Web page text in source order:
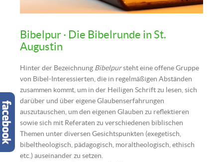
Bibelpur · Die Bibelrunde in St.
Augustin
Hinter der Bezeichnung Bibelpursteht eine offene Gruppe
von Bibel-Interessierten, die in regelmäßigen Abständen
zusammen kommt, um in der Heiligen Schrift zu lesen, sich
darüber und über eigene Glaubenserfahrungen
auszutauschen, um den eigenen Glauben zu reflektieren
sowie sich mit Referaten zu verschiedenen biblischen
Themen unter diversen Gesichtspunkten (exegetisch,
bibeltheologisch, pädagogisch, moraltheologisch, ethisch
etc.) auseinander zu setzen.